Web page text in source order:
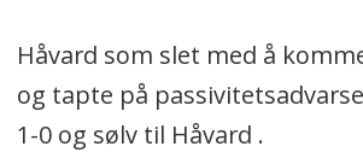
Håvard som slet med å
og tapte på
1-0 og sølv til Håvard .